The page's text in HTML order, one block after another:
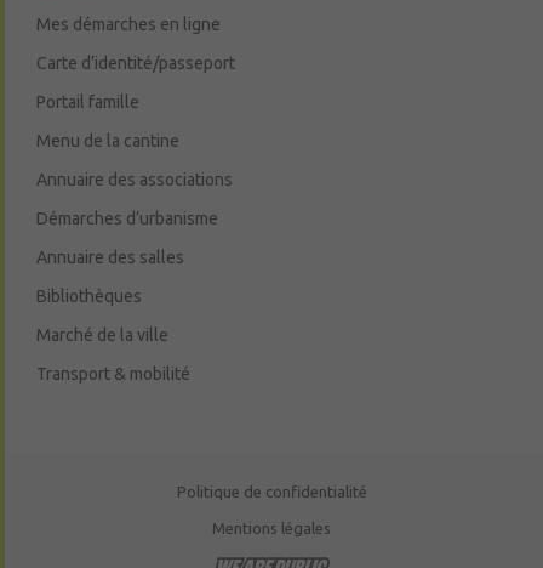
Mes démarches en ligne
Carte d’identité/passeport
Portail famille
Menu de la cantine
Annuaire des associations
Démarches d’urbanisme
Annuaire des salles
Bibliothèques
Marché de la ville
Transport & mobilité
Politique de confidentialité
Mentions légales